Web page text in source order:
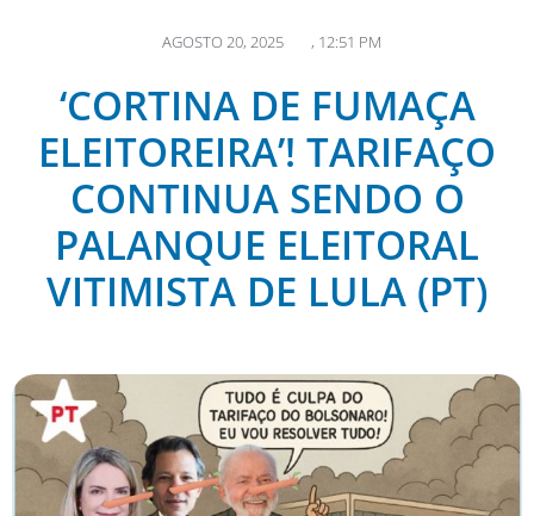
AGOSTO 20, 2025 , 12:51 PM
‘CORTINA DE FUMAÇA
ELEITOREIRA’! TARIFAÇO
CONTINUA SENDO O
PALANQUE ELEITORAL
VITIMISTA DE LULA (PT)